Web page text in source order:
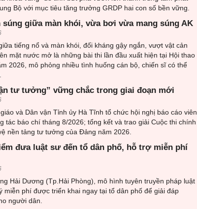
Bộ với mục tiêu tăng trưởng GRDP hai con số bền vững.
súng giữa màn khói, vừa bơi vừa mang súng AK
tiếng nổ và màn khói, đối kháng gậy ngắn, vượt vật cản
mặt nước mở là những bài thi lần đầu xuất hiện tại Hội thao
2026, mô phỏng nhiều tình huống cán bộ, chiến sĩ có thể
tư tưởng” vững chắc trong giai đoạn mới
và Dân vận Tỉnh ủy Hà Tĩnh tổ chức hội nghị báo cáo viên
tác báo chí tháng 8/2026; tổng kết và trao giải Cuộc thi chính
nền tảng tư tưởng của Đảng năm 2026.
đưa luật sư đến tổ dân phố, hỗ trợ miễn phí
Hải Dương (Tp.Hải Phòng), mô hình tuyên truyền pháp luật
miễn phí được triển khai ngay tại tổ dân phố để giải đáp
người dân.